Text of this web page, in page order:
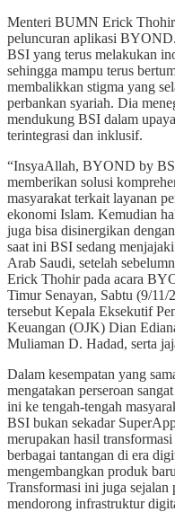
Menteri BUMN Erick Thohir
peluncuran aplikasi
BSI yang terus melakukan
sehingga mampu terus
membalikkan stigma yang
perbankan syariah. Dia
mendukung BSI dalam
terintegrasi dan inklusif.
“InsyaAllah, BYOND by
memberikan solusi
masyarakat terkait layanan
ekonomi Islam. Kemudian
juga bisa disinergikan
saat ini BSI sedang
Arab Saudi, setelah
Erick Thohir pada acara
Timur Senayan, Sabtu (9/11/
tersebut Kepala Eksekutif
Keuangan (OJK) Dian
Muliaman D. Hadad, serta
Dalam kesempatan yang
mengatakan perseroan
ini ke tengah-tengah
BSI bukan sekadar
merupakan hasil
berbagai tantangan di era
mengembangkan produk
Transformasi ini juga
mendorong infrastruktur